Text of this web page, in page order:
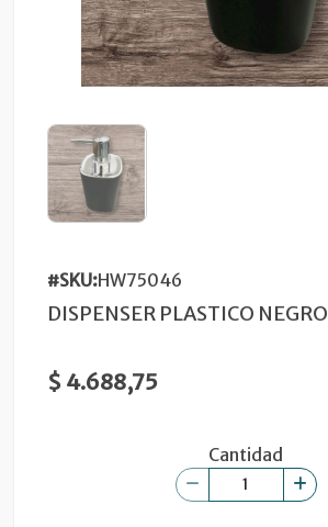
#SKU:HW75046
DISPENSER PLASTICO NEGRO
$ 4.688,75
Cantidad